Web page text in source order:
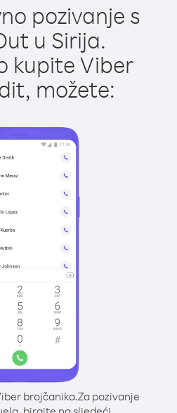
pozivanje s
u Sirija.
kupite Viber
možete:
brojčanika.Za pozivanje